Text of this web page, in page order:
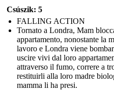
Csúszik: 5
FALLING ACTION
Tornato a Londra, Mam
appartamento, nonostante la
lavoro e Londra viene
uscire vivi dal loro
attraverso il fumo, correre a
restituirli alla loro madre
mamma li ha presi.